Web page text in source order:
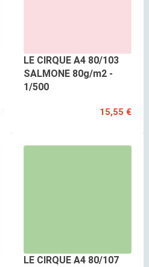
LE CIRQUE A4 80/103
SALMONE 80g/m2 -
1/500
15,55 €
LE CIRQUE A4 80/107